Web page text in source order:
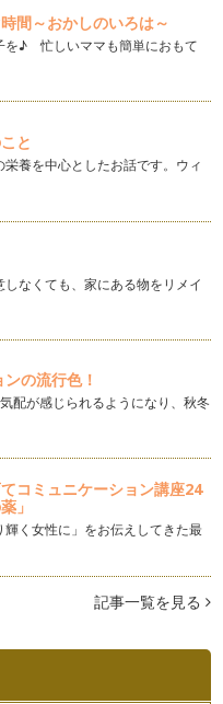
もクリスマスらしいもの
お弁当をつくってみませ
どでお弁当を作る機会も
ロウィンのデコ弁当です。
カーのおにぎりが…
のお弁当♪
した方もいらっしゃると
花の作り方
ていると華やかになるハ
家の子どもたちも大好き
飯をあれこれ工夫すると
間～おかしのいろは～
を♪ 忙しいママも簡単におもて
と
養を中心としたお話です。ウィ
なくても、家にある物をリメイ
の流行色！
配が感じられるようになり、秋冬
コミュニケーション講座24
」
輝く女性に」をお伝えしてきた最
記事一覧を見る